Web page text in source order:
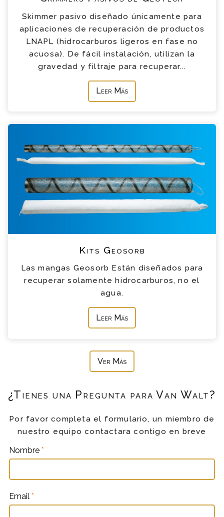
Skimmer pasivo diseñado únicamente para
aplicaciones de recuperación de productos
LNAPL (hidrocarburos ligeros en fase no
acuosa). De fácil instalación, utilizan la
gravedad y filtraje para recuperar...
Leer Más
Kits Geosorb
Las mangas Geosorb Están diseñados para
recuperar solamente hidrocarburos, no el
agua.
Leer Más
Ver Más
¿Tienes una Pregunta para Van Walt?
Por favor completa el formulario, un miembro de
nuestro equipo contactara contigo en breve
Nombre *
Email *